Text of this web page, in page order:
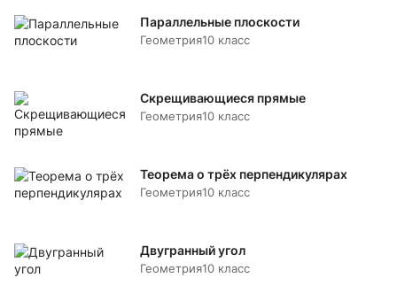
Параллельные плоскости
Геометрия10 класс
Скрещивающиеся прямые
Геометрия10 класс
Теорема о трёх перпендикулярах
Геометрия10 класс
Двугранный угол
Геометрия10 класс